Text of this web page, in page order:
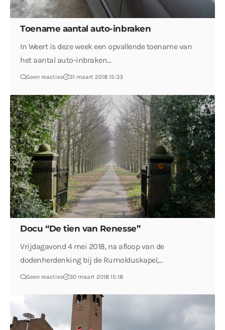
Toename aantal auto-inbraken
In Weert is deze week een opvallende toename van
het aantal auto-inbraken…
Geen reacties 31 maart 2018 15:33
Docu “De tien van Renesse”
Vrijdagavond 4 mei 2018, na afloop van de
dodenherdenking bij de Rumolduskapel,…
Geen reacties 30 maart 2018 15:18